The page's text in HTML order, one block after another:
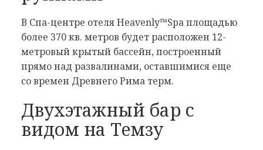
В Спа-центре отеля Heavenly™Spa площадью
более 370 кв. метров будет расположен 12-
метровый крытый бассейн, построенный
прямо над развалинами, оставшимися еще
со времен Древнего Рима терм.
Двухэтажный бар с
видом на Темзу